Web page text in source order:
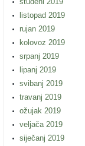
listopad 2019
rujan 2019
kolovoz 2019
srpanj 2019
lipanj 2019
svibanj 2019
travanj 2019
ožujak 2019
veljača 2019
siječanj 2019